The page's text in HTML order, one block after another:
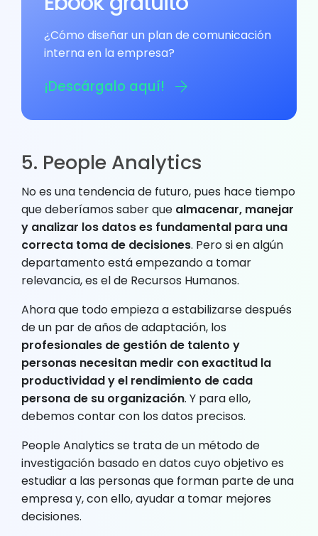
¿Cómo diseñar un plan de comunicación
interna en la empresa?
¡Descárgalo aquí!
5. People Analytics
No es una tendencia de futuro, pues hace tiempo
que deberíamos saber que almacenar, manejar
y analizar los datos es fundamental para una
correcta toma de decisiones. Pero si en algún
departamento está empezando a tomar
relevancia, es el de Recursos Humanos.
Ahora que todo empieza a estabilizarse después
de un par de años de adaptación, los
profesionales de gestión de talento y
personas necesitan medir con exactitud la
productividad y el rendimiento de cada
persona de su organización. Y para ello,
debemos contar con los datos precisos.
People Analytics se trata de un método de
investigación basado en datos cuyo objetivo es
estudiar a las personas que forman parte de una
empresa y, con ello, ayudar a tomar mejores
decisiones.